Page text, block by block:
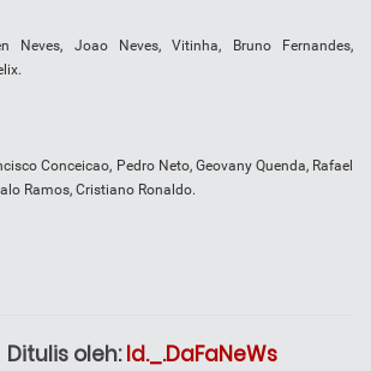
Neves, Joao Neves, Vitinha, Bruno Fernandes,
Conceicao, Pedro Neto, Geovany Quenda, Rafael
Ramos, Cristiano Ronaldo.
Ditulis oleh:Id._.DaFaNeWs